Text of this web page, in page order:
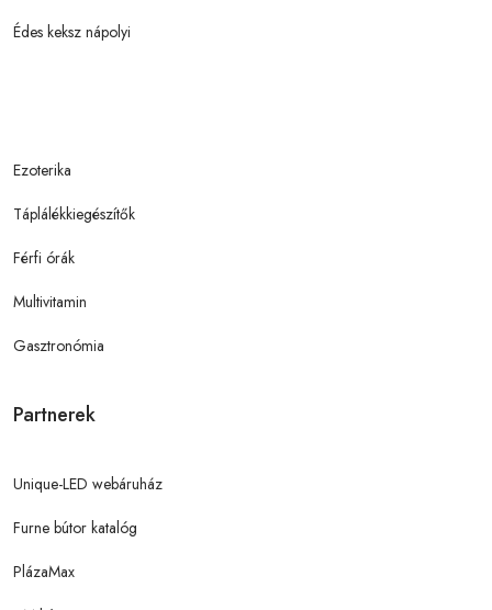
Édes keksz nápolyi
Ezoterika
Táplálékkiegészítők
Férfi órák
Multivitamin
Gasztronómia
Partnerek
Unique-LED webáruház
Furne bútor katalóg
PlázaMax